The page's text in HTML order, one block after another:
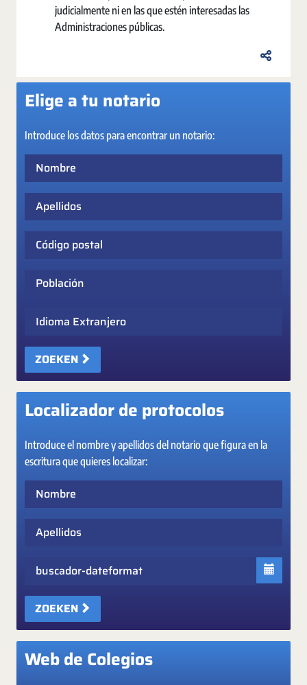
judicialmente ni en las que estén interesadas las
Administraciones públicas.
Elige a tu notario
Introduce los datos para encontrar un notario:
Apellidos
Código postal
Población
Idioma Extranjero
ZOEKEN
Localizador de protocolos
Introduce el nombre y apellidos del notario que figura en la
escritura que quieres localizar:
Apellidos
Fecha
ZOEKEN
Web de Colegios